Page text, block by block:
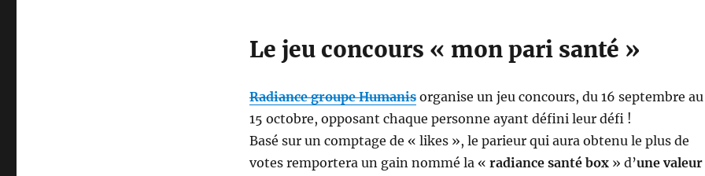
Le jeu concours « mon pari santé »
Radiance groupe Humanisorganise un jeu concours, du 16 septembre au
15 octobre, opposant chaque personne ayant défini leur défi !
Basé sur un comptage de « likes », le parieur qui aura obtenu le plus de
votes remportera un gain nommé la « radiance santé box» d’une valeur